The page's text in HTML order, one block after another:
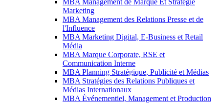
MBA Management de Marque Et Stratégie
Marketing
MBA Management des Relations Presse et de
l'Influence
MBA Marketing Digital, E-Business et Retail
Média
MBA Marque Corporate, RSE et
Communication Interne
MBA Planning Stratégique, Publicité et Médias
MBA Stratégies des Relations Publiques et
Médias Internationaux
MBA Événementiel, Management et Production